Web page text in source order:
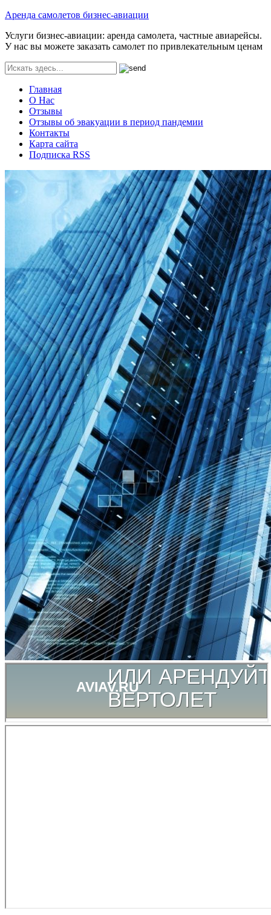
Аренда самолетов бизнес-авиации
Услуги бизнес-авиации: аренда самолета, частные авиарейсы.
У нас вы можете заказать самолет по привлекательным ценам
Главная
О Нас
Отзывы
Отзывы об эвакуации в период пандемии
Контакты
Карта сайта
Подписка RSS